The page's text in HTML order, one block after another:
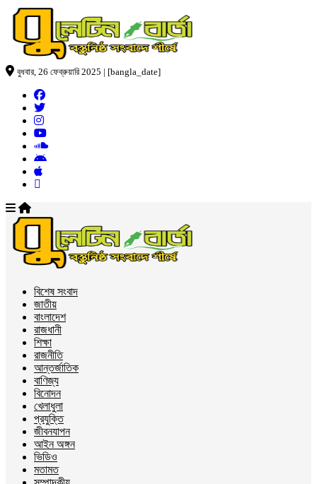
বুধবার, 26 ফেব্রুয়ারি 2025 | [bangla_date]
বিশেষ সংবাদ
জাতীয়
বাংলাদেশ
রাজধানী
শিক্ষা
রাজনীতি
আন্তর্জাতিক
বাণিজ্য
বিনোদন
খেলাধুলা
প্রযুক্তি
জীবনযাপন
আইন অঙ্গন
ভিডিও
মতামত